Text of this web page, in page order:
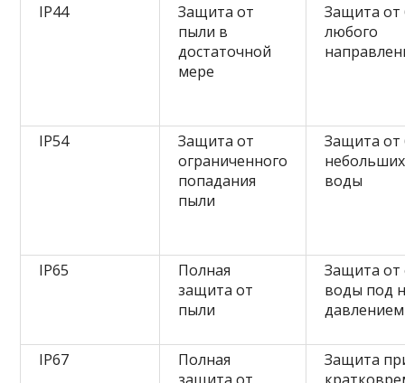
IP44
Защита от
пыли в
достаточной
мере
Защита от
любого
IP54
Защита от
ограниченного
попадания
пыли
Защита от
воды
IP65
Полная
защита от
пыли
Защита от
воды под
давлением
IP67
Полная
Защита